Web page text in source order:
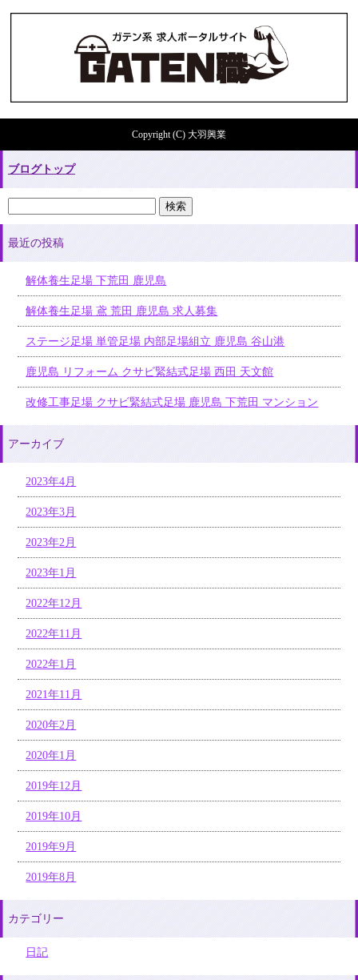
Copyright (C) 大羽興業
ブログトップ
最近の投稿
解体養生足場 下荒田 鹿児島
解体養生足場 鳶 荒田 鹿児島 求人募集
ステージ足場 単管足場 内部足場組立 鹿児島 谷山港
鹿児島 リフォーム クサビ緊結式足場 西田 天文館
改修工事足場 クサビ緊結式足場 鹿児島 下荒田 マンション
アーカイブ
2023年4月
2023年3月
2023年2月
2023年1月
2022年12月
2022年11月
2022年1月
2021年11月
2020年2月
2020年1月
2019年12月
2019年10月
2019年9月
2019年8月
カテゴリー
日記